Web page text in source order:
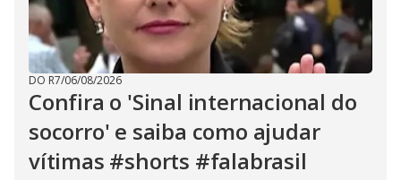
DO R7/06/08/2026
Confira o 'Sinal internacional do
socorro' e saiba como ajudar
vítimas #shorts #falabrasil